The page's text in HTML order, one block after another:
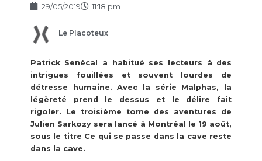
29/05/2019 11:18 pm
Le Placoteux
Patrick Senécal a habitué ses lecteurs à des
intrigues fouillées et souvent lourdes de
détresse humaine. Avec la série Malphas, la
légèreté prend le dessus et le délire fait
rigoler. Le troisième tome des aventures de
Julien Sarkozy sera lancé à Montréal le 19 août,
sous le titre Ce qui se passe dans la cave reste
dans la cave.